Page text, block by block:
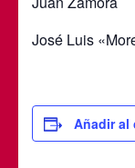
José Luis
Añadir al